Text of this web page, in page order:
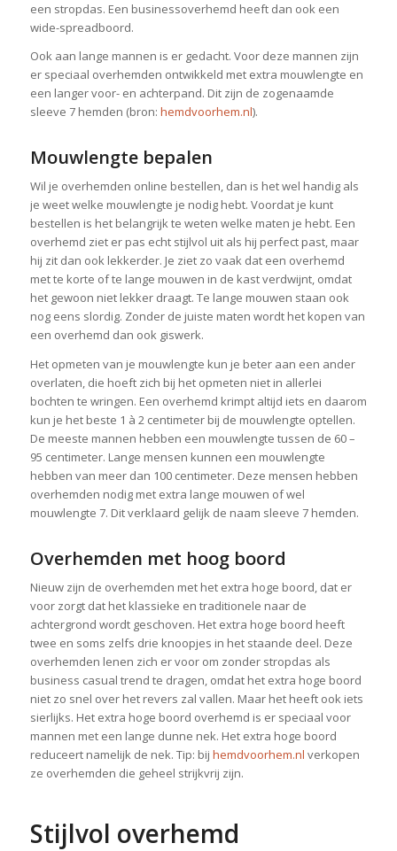
een stropdas. Een businessoverhemd heeft dan ook een
wide-spreadboord.
Ook aan lange mannen is er gedacht. Voor deze mannen zijn
er speciaal overhemden ontwikkeld met extra mouwlengte en
een langer voor- en achterpand. Dit zijn de zogenaamde
sleeve 7 hemden (bron: hemdvoorhem.nl).
Mouwlengte bepalen
Wil je overhemden online bestellen, dan is het wel handig als
je weet welke mouwlengte je nodig hebt. Voordat je kunt
bestellen is het belangrijk te weten welke maten je hebt. Een
overhemd ziet er pas echt stijlvol uit als hij perfect past, maar
hij zit dan ook lekkerder. Je ziet zo vaak dat een overhemd
met te korte of te lange mouwen in de kast verdwijnt, omdat
het gewoon niet lekker draagt. Te lange mouwen staan ook
nog eens slordig. Zonder de juiste maten wordt het kopen van
een overhemd dan ook giswerk.
Het opmeten van je mouwlengte kun je beter aan een ander
overlaten, die hoeft zich bij het opmeten niet in allerlei
bochten te wringen. Een overhemd krimpt altijd iets en daarom
kun je het beste 1 à 2 centimeter bij de mouwlengte optellen.
De meeste mannen hebben een mouwlengte tussen de 60 –
95 centimeter. Lange mensen kunnen een mouwlengte
hebben van meer dan 100 centimeter. Deze mensen hebben
overhemden nodig met extra lange mouwen of wel
mouwlengte 7. Dit verklaard gelijk de naam sleeve 7 hemden.
Overhemden met hoog boord
Nieuw zijn de overhemden met het extra hoge boord, dat er
voor zorgt dat het klassieke en traditionele naar de
achtergrond wordt geschoven. Het extra hoge boord heeft
twee en soms zelfs drie knoopjes in het staande deel. Deze
overhemden lenen zich er voor om zonder stropdas als
business casual trend te dragen, omdat het extra hoge boord
niet zo snel over het revers zal vallen. Maar het heeft ook iets
sierlijks. Het extra hoge boord overhemd is er speciaal voor
mannen met een lange dunne nek. Het extra hoge boord
reduceert namelijk de nek. Tip: bij hemdvoorhem.nl verkopen
ze overhemden die geheel strijkvrij zijn.
Stijlvol overhemd